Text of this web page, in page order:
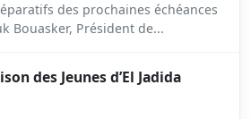
des prochaines échéances
Bouasker, Président de...
des Jeunes d’El Jadida